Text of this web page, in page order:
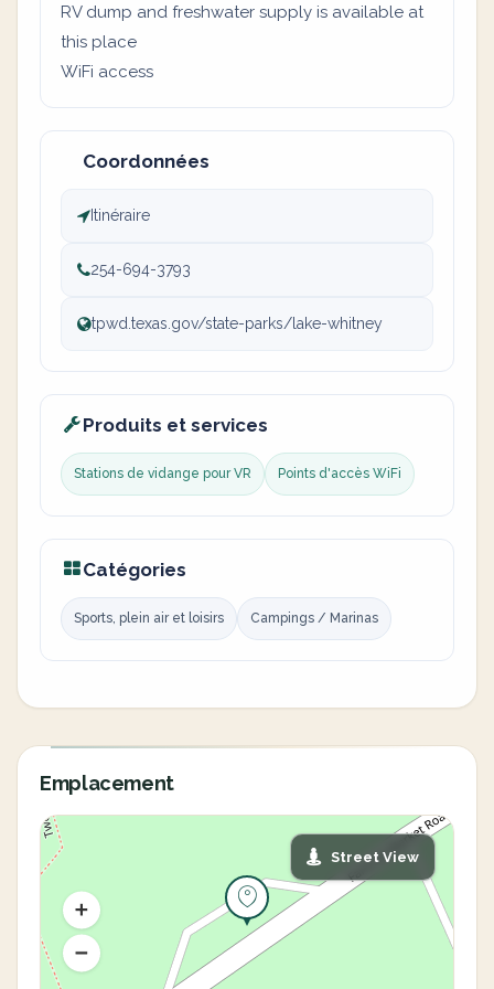
RV dump and freshwater supply is available at
this place
WiFi access
Coordonnées
Itinéraire
254-694-3793
tpwd.texas.gov/state-parks/lake-whitney
Produits et services
Stations de vidange pour VR Points d'accès WiFi
Catégories
Sports, plein air et loisirs Campings / Marinas
Emplacement
Street View